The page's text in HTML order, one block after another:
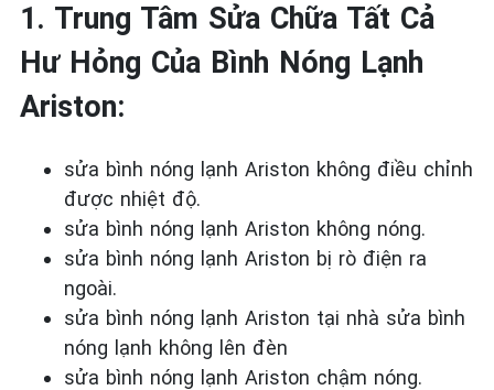
1. Trung Tâm Sửa Chữa Tất Cả
Hư Hỏng Của Bình Nóng Lạnh
Ariston:
sửa bình nóng lạnh Ariston không điều chỉnh
được nhiệt độ.
sửa bình nóng lạnh Ariston không nóng.
sửa bình nóng lạnh Ariston bị rò điện ra
ngoài.
sửa bình nóng lạnh Ariston tại nhà sửa bình
nóng lạnh không lên đèn
sửa bình nóng lạnh Ariston chậm nóng.